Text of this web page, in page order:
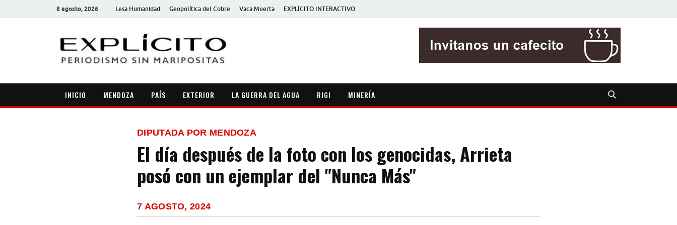
8 agosto, 2026 Lesa Humanidad Geopolítica del Cobre Vaca Muerta EXPLÍCITO INTERACTIVO
INICIO MENDOZA PAÍS EXTERIOR LA GUERRA DEL AGUA RIGI MINERÍA
DIPUTADA POR MENDOZA
El día después de la foto con los genocidas, Arrieta
posó con un ejemplar del "Nunca Más"
7 AGOSTO, 2024